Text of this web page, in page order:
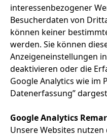
interessenbezogener
Besucherdaten von
können keiner
werden. Sie können
Anzeigeneinstellungen
deaktivieren oder die
Google Analytics wie im
Datenerfassung”
Google Analytics
Unsere Websites